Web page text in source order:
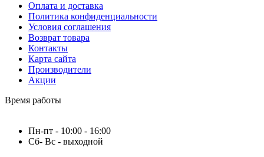
Оплата и доставка
Политика конфиденциальности
Условия соглашения
Возврат товара
Контакты
Карта сайта
Производители
Акции
Время работы
Пн-пт - 10:00 - 16:00
Сб- Вс - выходной